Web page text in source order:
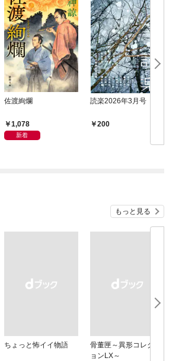
佐渡絢爛
1,078
新着
読楽2026年3月号
200
もっと見る
ちょっと怖イイ物語
骨董匣～異形コレクシ
ョンLX～